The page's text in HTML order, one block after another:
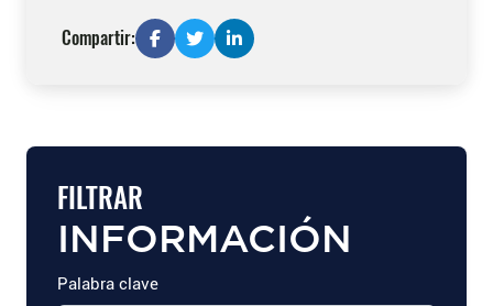
FILTRAR
INFORMACIÓN
Palabra clave
Compartir: